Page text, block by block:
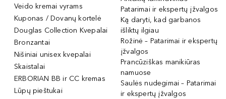
Veido kremai vyrams
Kuponas / Dovanų kortelė
Douglas Collection Kvepalai
Bronzantai
Nišiniai unisex kvepalai
Skaistalai
ERBORIAN BB ir CC kremas
Lūpų pieštukai
Patarimai ir ekspertų įžvalgos
Ką daryti, kad garbanos
išliktų ilgiau
Rožinė – Patarimai ir ekspertų
įžvalgos
Prancūziškas manikiūras
namuose
Saulės nudegimai – Patarimai
ir ekspertų įžvalgos